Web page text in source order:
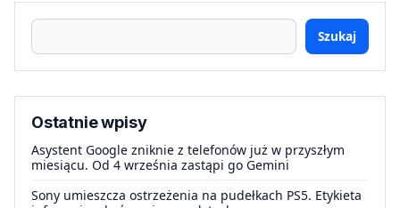
Szukaj
Ostatnie wpisy
Asystent Google zniknie z telefonów już w przyszłym
miesiącu. Od 4 września zastąpi go Gemini
Sony umieszcza ostrzeżenia na pudełkach PS5. Etykieta